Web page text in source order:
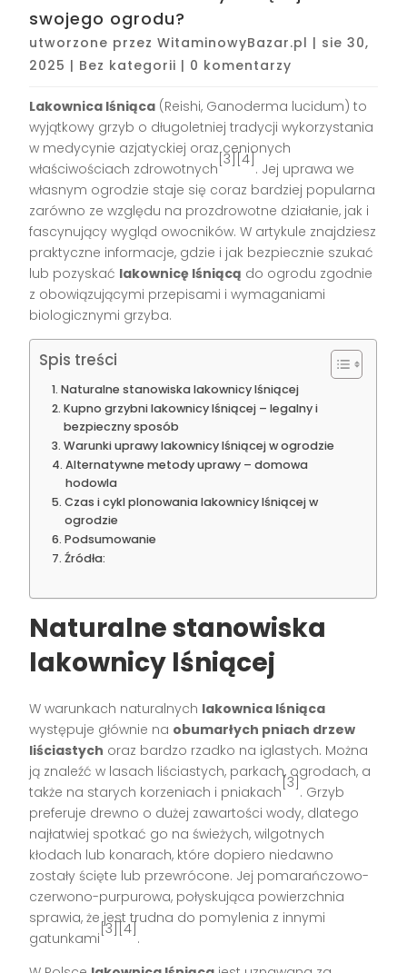
swojego ogrodu?
utworzone przezWitaminowyBazar.pl | sie 30,
2025 | Bez kategorii | 0 komentarzy
Lakownica lśniąca (Reishi, Ganoderma lucidum) to
wyjątkowy grzyb o długoletniej tradycji wykorzystania
w medycynie azjatyckiej oraz cenionych
właściwościach zdrowotnych
[3][4]
. Jej uprawa we
własnym ogrodzie staje się coraz bardziej popularna
zarówno ze względu na prozdrowotne działanie, jak i
fascynujący wygląd owocników. W artykule znajdziesz
praktyczne informacje, gdzie i jak bezpiecznie szukać
lub pozyskać lakownicę lśniącą do ogrodu zgodnie
z obowiązującymi przepisami i wymaganiami
biologicznymi grzyba.
Spis treści
Naturalne stanowiska lakownicy lśniącej
Kupno grzybni lakownicy lśniącej – legalny i
bezpieczny sposób
Warunki uprawy lakownicy lśniącej w ogrodzie
Alternatywne metody uprawy – domowa
hodowla
Czas i cykl plonowania lakownicy lśniącej w
ogrodzie
Podsumowanie
Źródła:
Naturalne stanowiska
lakownicy lśniącej
W warunkach naturalnych lakownica lśniąca
występuje głównie na obumarłych pniach drzew
liściastych oraz bardzo rzadko na iglastych. Można
ją znaleźć w lasach liściastych, parkach, ogrodach, a
także na starych korzeniach i pniakach
[3]
. Grzyb
preferuje drewno o dużej zawartości wody, dlatego
najłatwiej spotkać go na świeżych, wilgotnych
kłodach lub konarach, które dopiero niedawno
zostały ścięte lub przewrócone. Jej pomarańczowo-
czerwono-purpurowa, połyskująca powierzchnia
sprawia, że jest trudna do pomylenia z innymi
gatunkami
[3][4]
.